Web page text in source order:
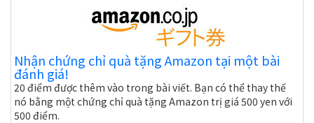
Nhận chứng chỉ quà tặng Amazon tại một bài
đánh giá!
20 điểm được thêm vào trong bài viết. Bạn có thể thay thế
nó bằng một chứng chỉ quà tặng Amazon trị giá 500 yen với
500 điểm.